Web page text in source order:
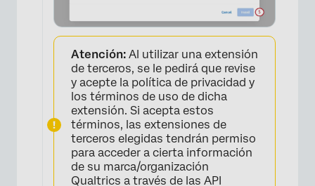
×
Atención: Al utilizar una extensión
de terceros, se le pedirá que revise
y acepte la política de privacidad y
los términos de uso de dicha
extensión. Si acepta estos
términos, las extensiones de
terceros elegidas tendrán permiso
para acceder a cierta información
de su marca/organización
Qualtrics a través de las API